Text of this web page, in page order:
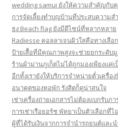
wedding samui ยังให้ความสำคัญกับ
การจัดเลี้ยงทำบุญบ้านที่ประสบความสำ
ธง Beach flag ยังมีดีไซน์ที่หลากหลาย
Radiesse คอลลาเจนผิวใสคือทางเลื
ป้ายเสื้อที่มีคุณภาพสูงจะช่วยยกระดับมู
ร้านผ้าม่านภูเก็ตไม่ได้ถูกมองเพียงแค่
อีกทั้งเรายังให้บริการจำหน่ายตั๋วเครื่อ
อนาคตของหอพัก รังสิตก็ดูน่าสนใจ
เช่าเครื่องถ่ายเอกสารไม่ต้องแบกรับภ
การเช่าเรือยอร์ช พัทยาเป็นตัวเลือกที่
ผู้ที่ได้รับเงินจากการจำนำรถยนต์และ